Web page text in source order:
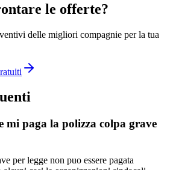
le offerte?
delle migliori compagnie per la tua
mi paga la polizza colpa grave
per legge non puo essere pagata